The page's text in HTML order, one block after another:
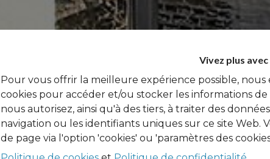
Vivez plus
Pour vous offrir la meilleure expérience possible,
cookies pour accéder et/ou stocker les informations
nous autorisez, ainsi qu'à des tiers, à traiter des
navigation ou les identifiants uniques sur ce site
de page via l'option 'cookies' ou 'paramètres des